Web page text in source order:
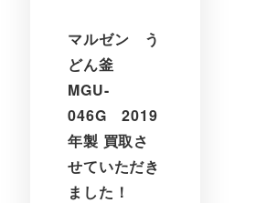
マルゼン う
どん釜
MGU-
046G 2019
年製 買取さ
せていただき
ました！